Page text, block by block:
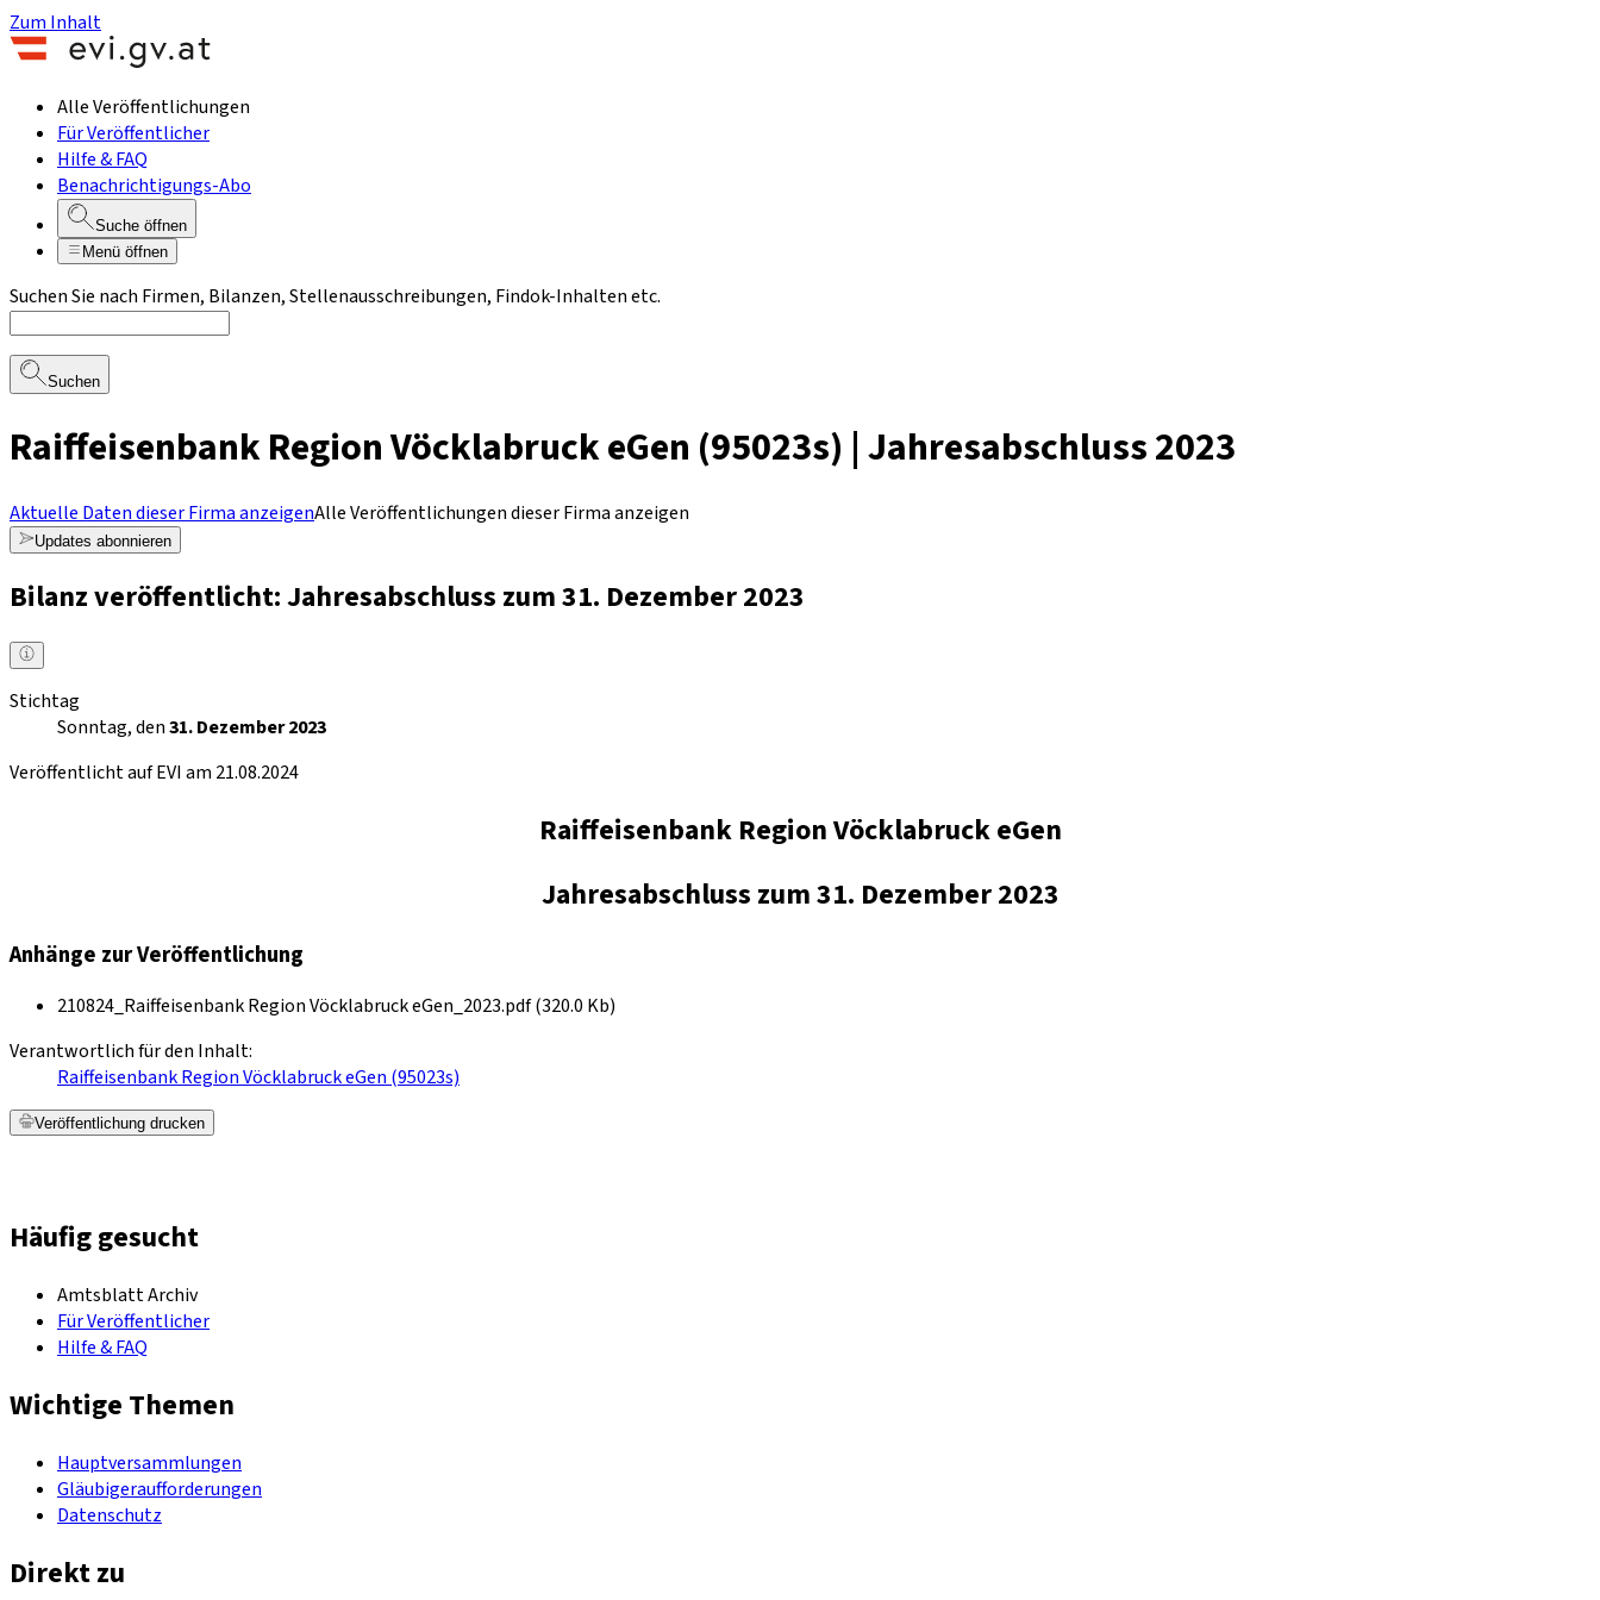
Zum Inhalt
Alle Veröffentlichungen
Für Veröffentlicher
Hilfe & FAQ
Benachrichtigungs-Abo
Suche öffnen
Menü öffnen
Suchen Sie nach Firmen, Bilanzen, Stellenausschreibungen, Findok-Inhalten etc.
Suchen
Raiffeisenbank Region Vöcklabruck eGen (95023s) | Jahresabschluss 2023
Aktuelle Daten dieser Firma anzeigenAlle Veröffentlichungen dieser Firma anzeigen
Updates abonnieren
Bilanz veröffentlicht: Jahresabschluss zum 31. Dezember 2023
Stichtag
Sonntag, den31. Dezember 2023
Veröffentlicht auf EVI am 21.08.2024
Raiffeisenbank Region Vöcklabruck eGen
Jahresabschluss zum 31. Dezember 2023
Anhänge zur Veröffentlichung
210824_Raiffeisenbank Region Vöcklabruck eGen_2023.pdf (320.0 Kb)
Verantwortlich für den Inhalt:
Raiffeisenbank Region Vöcklabruck eGen (95023s)
Veröffentlichung drucken
Häufig gesucht
Amtsblatt Archiv
Für Veröffentlicher
Hilfe & FAQ
Wichtige Themen
Hauptversammlungen
Gläubigeraufforderungen
Datenschutz
Direkt zu